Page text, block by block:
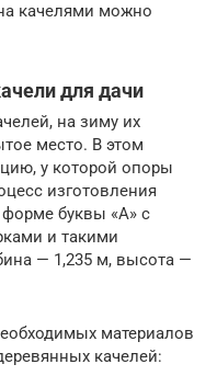
качелями можно
для дачи
на зиму их
место. В этом
у которой опоры
изготовления
буквы «А» с
и такими
— 1,235 м, высота —
материалов
качелей: